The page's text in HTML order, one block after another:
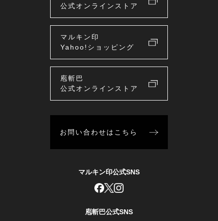
公式オンラインストア
マルキン印
Yahoo!ショッピング
庖斬巴
公式オンラインストア
お問い合わせはこちら
マルキン印公式SNS
庖斬巴公式SNS